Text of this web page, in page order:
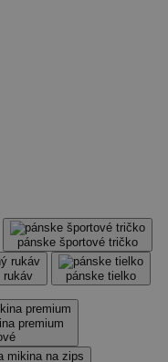
pánske športové tričko
rukáv pánske tielko
premium